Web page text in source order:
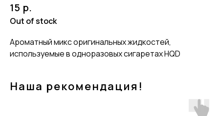
15 р.
Out of stock
Ароматный микс оригинальных жидкостей,
используемые в одноразовых сигаретах HQD
Наша рекомендация!